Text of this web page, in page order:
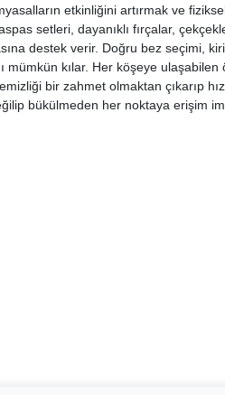
etkinliğini artırmak ve
setleri, dayanıklı fırçalar,
destek verir. Doğru bez seçimi,
mümkün kılar. Her köşeye
bir zahmet olmaktan çıkarıp
bükülmeden her noktaya erişim